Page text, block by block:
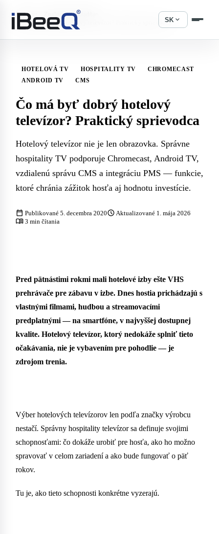
SK expand_more
Domov Znalostná základňa
Čo má byť dobrý hotelový televízor? Praktický sprievodca
HOTELOVÁ TV HOSPITALITY TV
CHROMECAST
ANDROID TV
CMS
Čo má byť dobrý hotelový
televízor? Praktický sprievodca
Hotelový televízor nie je len obrazovka. Správne
hospitality TV podporuje Chromecast, Android TV,
vzdialenú správu CMS a integráciu PMS — funkcie,
ktoré chránia zážitok hosťa aj hodnotu investície.
calendar_today Publikované 5. decembra 2020schedule Aktualizované 1. mája 2026
menu_book 3 min čítania
Pred pätnástimi rokmi mali hotelové izby ešte VHS
prehrávače pre zábavu v izbe. Dnes hostia prichádzajú s
vlastnými filmami, hudbou a streamovacími
predplatnými — na smartfóne, v najvyššej dostupnej
kvalite. Hotelový televízor, ktorý nedokáže splniť tieto
očakávania, nie je vybavením pre pohodlie — je
zdrojom trenia.
Výber hotelových televízorov len podľa značky výrobcu
nestačí. Správny hospitality televízor sa definuje svojimi
schopnosťami: čo dokáže urobiť pre hosťa, ako ho možno
spravovať v celom zariadení a ako bude fungovať o päť
rokov.
Tu je, ako tieto schopnosti konkrétne vyzerajú.